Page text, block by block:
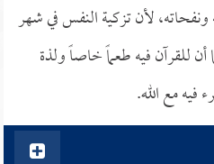
ونفحاته، لأن تزكية النفس في شهر
للقرآن فيه طعماً خاصاً ولذة
فيه مع الله.